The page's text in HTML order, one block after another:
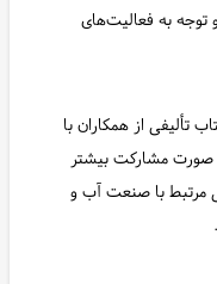
به فعالیت‌های
سال ۱۴۰۳، سه کتاب تألیفی از همکاران با
مشارکت بیشتر
با صنعت آب و